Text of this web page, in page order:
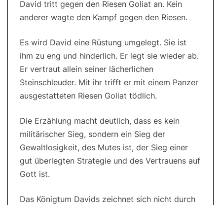
David tritt gegen den Riesen Goliat an. Kein
anderer wagte den Kampf gegen den Riesen.
Es wird David eine Rüstung umgelegt. Sie ist
ihm zu eng und hinderlich. Er legt sie wieder ab.
Er vertraut allein seiner lächerlichen
Steinschleuder. Mit ihr trifft er mit einem Panzer
ausgestatteten Riesen Goliat tödlich.
Die Erzählung macht deutlich, dass es kein
militärischer Sieg, sondern ein Sieg der
Gewaltlosigkeit, des Mutes ist, der Sieg einer
gut überlegten Strategie und des Vertrauens auf
Gott ist.
Das Königtum Davids zeichnet sich nicht durch